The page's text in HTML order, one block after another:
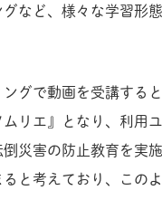
など、様々な学習形
グで動画を受講する
リエ』となり、利用
災害の防止教育を実
と考えており、この